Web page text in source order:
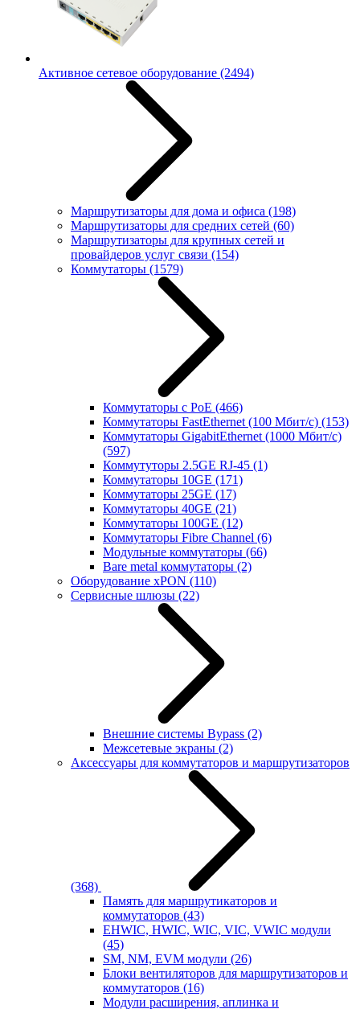
Активное сетевое оборудование (2494)
Маршрутизаторы для дома и офиса (198)
Маршрутизаторы для средних сетей (60)
Маршрутизаторы для крупных сетей и
провайдеров услуг связи (154)
Коммутаторы (1579)
Коммутаторы с PoE (466)
Коммутаторы FastEthernet (100 Мбит/с) (153)
Коммутаторы GigabitEthernet (1000 Мбит/с)
(597)
Коммутуторы 2.5GE RJ-45 (1)
Коммутаторы 10GE (171)
Коммутаторы 25GE (17)
Коммутаторы 40GE (21)
Коммутаторы 100GE (12)
Коммутаторы Fibre Channel (6)
Модульные коммутаторы (66)
Bare metal коммутаторы (2)
Оборудование xPON (110)
Сервисные шлюзы (22)
Внешние системы Bypass (2)
Межсетевые экраны (2)
Аксессуары для коммутаторов и маршрутизаторов
(368)
Память для маршрутикаторов и
коммутаторов (43)
EHWIC, HWIC, WIC, VIC, VWIC модули
(45)
SM, NM, EVM модули (26)
Блоки вентиляторов для маршрутизаторов и
коммутаторов (16)
Модули расширения, аплинка и